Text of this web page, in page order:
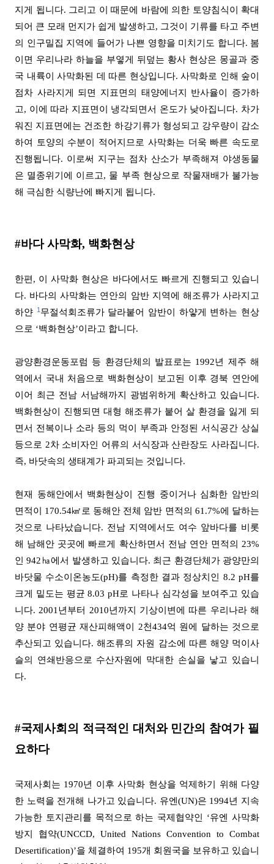
지게 됩니다. 그리고 이 때문에 바람에 의한 토양침식이 확대
되어 큰 모래 먼지가 쉽게 발생하고, 그것이 기류를 타고 주변
의 인구밀집 지역에 들어가 나쁜 영향을 미치기도 합니다. 봄
이면 우리나라 하늘을 부옇게 뒤덮는 황사 현상은 몽골과 중
국 내륙이 사막화된 데 따른 현상입니다. 사막화로 인해 숲이
점차 사라지게 되면 지표면의 태양에너지 반사율이 증가하
고, 이에 따라 지표면이 냉각되면서 온도가 낮아집니다. 차가
워진 지표면에는 건조한 하강기류가 형성되고 강우량이 감소
하여 토양의 수분이 적어지므로 사막화는 더욱 빠른 속도로
진행됩니다. 이로써 지구는 점차 산소가 부족해져 야생동물
은 멸종위기에 이르고, 물 부족 현상으로 작물재배가 불가능
해 극심한 식량난에 빠지게 됩니다.
#바다 사막화, 백화현상
한편 , 이 사막화 현상은 바다에서도 빠르게 진행되고 있습니
다. 바다의 사막화는 연안의 암반 지역에 해조류가 사라지고
하얀 1무절석회조류가 달라붙어 암반이 하얗게 변하는 현상
으로 ‘백화현상’이라고 합니다.
광양환경운동포럼 등 환경단체의 발표로는 1992년 제주 해
역에서 국내 처음으로 백화현상이 보고된 이후 경북 연안에
이어 최근 전남 서남해까지 광범위하게 확산하고 있습니다.
백화현상이 진행되면 대형 해조류가 붙어 살 환경을 잃게 되
면서 전복이나 소라 등의 먹이 부족과 안정된 서식공간 상실
등으로 2차 소비자인 어류의 서식장과 산란장도 사라집니다.
즉, 바닷속의 생태계가 파괴되는 것입니다.
현재 동해안에서 백화현상이 진행 중이거나 심화한 암반의
면적이 170.54㎢ 로 동해안 전체 암반 면적의 61.7%에 달하는
것으로 나타났습니다. 전남 지역에서도 여수 앞바다를 비롯
해 남해안 곳곳에 빠르게 확산하면서 전남 연안 면적의 23%
인942 ㏊에서 발생하고 있습니다. 최근 환경단체가 광양만의
바닷물 수소이온농도(pH)를 측정한 결과 정상치인 8.2 pH를
크게 밑도는 평균8.03 pH로 나타나 심각성을 보여주고 있습
니다. 2001 년부터 2010년까지 기상이변에 따른 우리나라 해
양 분야 연평균 재산피해액이 2천434억 원에 달하는 것으로
추산되고 있습니다.해조류의 자원 감소에 따른 해양 먹이사
슬의 연쇄반응으로 수산자원에 막대한 손실을 낳고 있습니
다.
#국제사회의 적극적인 대처와 민간의 참여가 필
요하다
국제사회는 1970년 이후 사막화 현상을 억제하기 위해 다양
한 노력을 전개해 나가고 있습니다. 유엔 (UN)은 1994년 지속
가능한 토지관리를 목적으로 하는 국제협약인 ‘유엔 사막화
방지 협약(UNCCD, United Nations Convention to Combat
Desertification)’을 체결하여 195개 회원국을 보유하고 있습니